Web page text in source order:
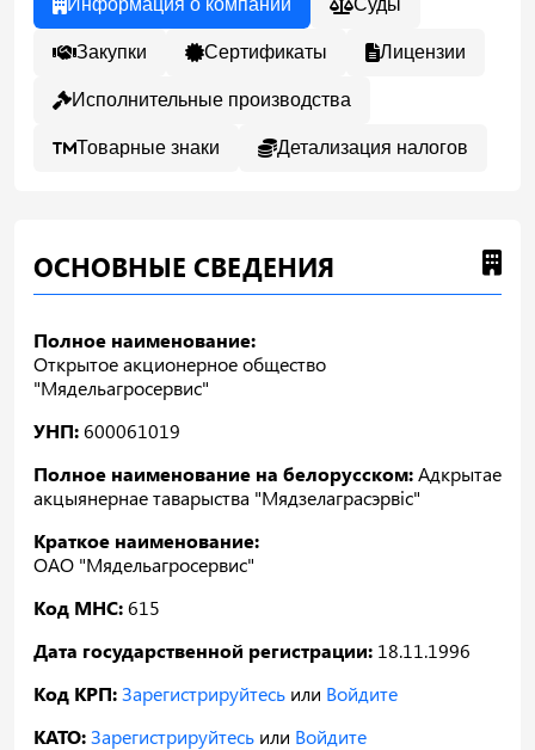
Информация о компании Суды
Закупки Сертификаты Лицензии
Исполнительные производства
Товарные знаки Детализация налогов
ОСНОВНЫЕ СВЕДЕНИЯ
Полное наименование:
Открытое акционерное общество
"Мядельагросервис"
УНП:600061019
Полное наименование на белорусском:Адкрытае
акцыянернае таварыства "Мядзелаграсэрвіс"
Краткое наименование:
ОАО "Мядельагросервис"
Код МНС:615
Дата государственной регистрации: 18.11.1996
Код КРП:Зарегистрируйтесь или Войдите
КАТО:Зарегистрируйтесь или Войдите